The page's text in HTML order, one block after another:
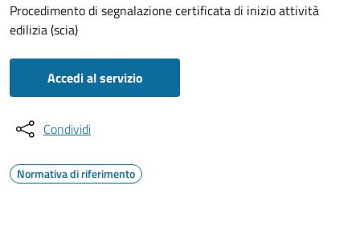
Procedimento di segnalazione certificata di inizio attività
edilizia (scia)
Accedi al servizio
Condividi
Normativa di riferimento